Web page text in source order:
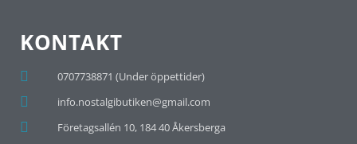
KONTAKT
0707738871 (Under öppettider)
info.nostalgibutiken@gmail.com
Företagsallén 10, 184 40 Åkersberga